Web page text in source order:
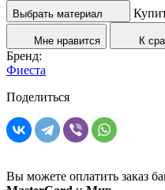
Выбрать материал
Мне нравится К
Бренд:
Фиеста
Поделиться
Вы можете оплатить заказ